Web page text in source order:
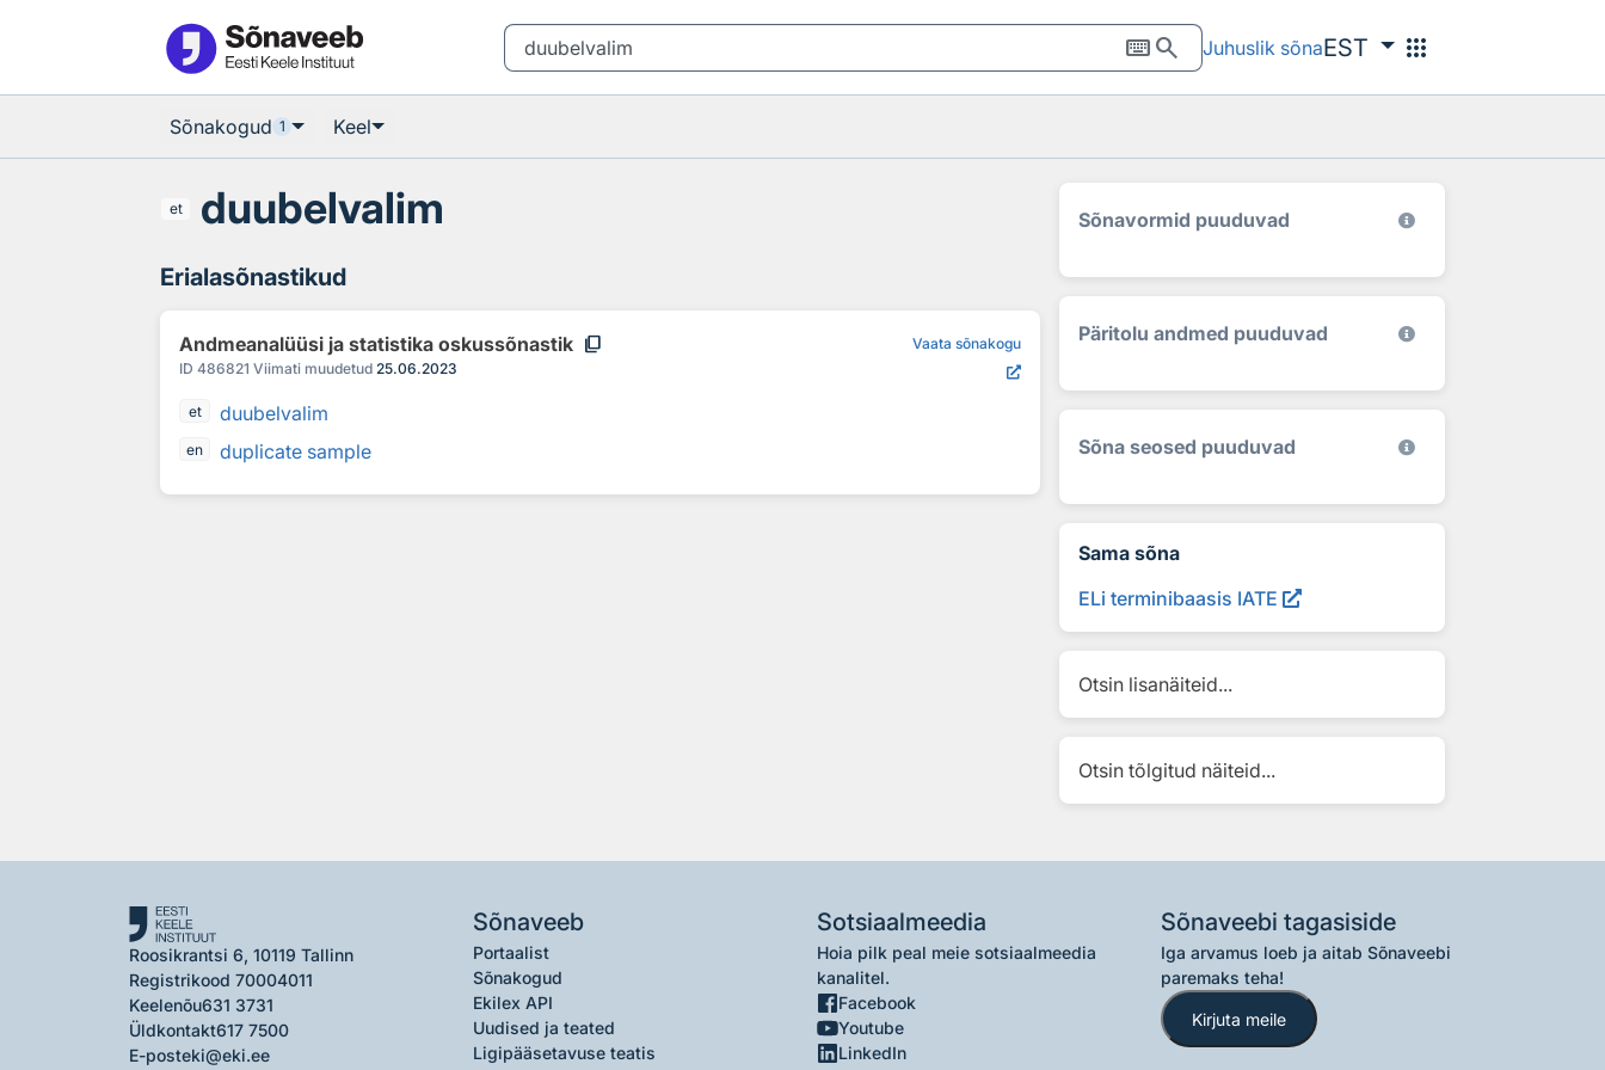
keyboardsearch Juhuslik sõnaEST apps
Sõnakogud 1 Keel
et duubelvalim
Erialasõnastikud
Andmeanalüüsi ja statistika oskussõnastik content_copy
ID 486821 Viimati muudetud 25.06.2023
Vaata sõnakogu
et duubelvalim
en duplicate sample
Sõnavormid puuduvad
Päritolu andmed puuduvad
Sõna seosed puuduvad
Sama sõna
ELi terminibaasis IATE
Otsin lisanäiteid...
Otsin tõlgitud näiteid...
Roosikrantsi 6, 10119 Tallinn
Registrikood 70004011
Keelenõu631 3731
Üldkontakt617 7500
E-posteki@eki.ee
Sõnaveeb
Portaalist
Sõnakogud
Ekilex API
Uudised ja teated
Ligipääsetavuse teatis
Sotsiaalmeedia
Hoia pilk peal meie sotsiaalmeedia
kanalitel.
Facebook
Youtube
LinkedIn
Sõnaveebi tagasiside
Iga arvamus loeb ja aitab Sõnaveebi
paremaks teha!
Kirjuta meile